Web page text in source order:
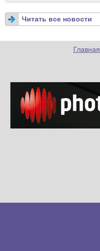
Читать все новости
Главная